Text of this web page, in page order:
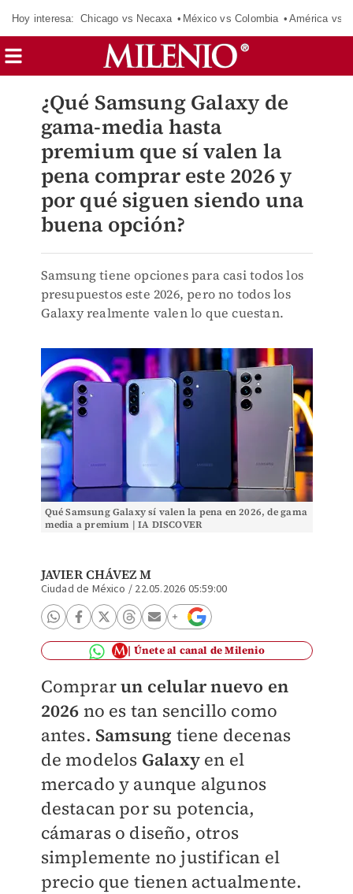
Hoy interesa: Chicago vs Necaxa México vs Colombia América vs
¿Qué Samsung Galaxy de
gama-media hasta
premium que sí valen la
pena comprar este 2026 y
por qué siguen siendo una
buena opción?
Samsung tiene opciones para casi todos los
presupuestos este 2026, pero no todos los
Galaxy realmente valen lo que cuestan.
Qué Samsung Galaxy sí valen la pena en 2026, de gama
media a premium | IA DISCOVER
JAVIER CHÁVEZ M
Ciudad de México / 22.05.2026 05:59:00
Únete al canal de Milenio
Comprarun celular nuevo en
2026 no es tan sencillo como
antes. Samsung tiene decenas
de modelos Galaxyen el
mercado y aunque algunos
destacan por su potencia,
cámaras o diseño, otros
simplemente no justifican el
precio que tienen actualmente.